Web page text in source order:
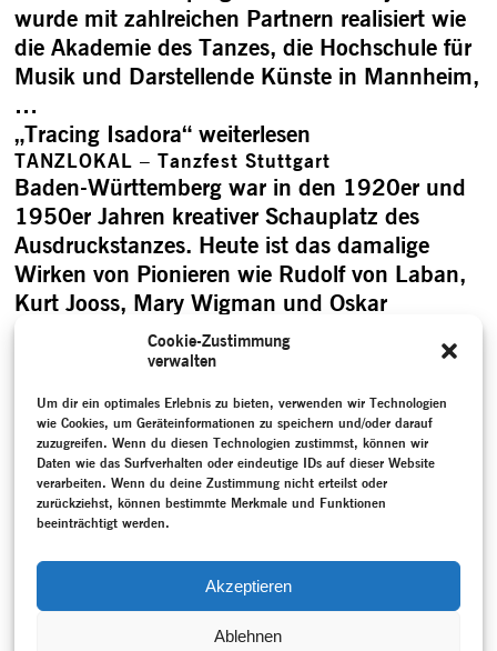
Cookie-Zustimmung
verwalten
Um dir ein optimales Erlebnis zu bieten, verwenden wir Technologien
wie Cookies, um Geräteinformationen zu speichern und/oder darauf
zuzugreifen. Wenn du diesen Technologien zustimmst, können wir
Daten wie das Surfverhalten oder eindeutige IDs auf dieser Website
verarbeiten. Wenn du deine Zustimmung nicht erteilst oder
zurückziehst, können bestimmte Merkmale und Funktionen
beeinträchtigt werden.
Akzeptieren
Ablehnen
wurde mit zahlreichen Partnern realisiert wie
die Akademie des Tanzes, die Hochschule für
Musik und Darstellende Künste in Mannheim,
…
„Tracing Isadora“weiterlesen
TANZLOKAL – Tanzfest Stuttgart
Baden-Württemberg war in den 1920er und
1950er Jahren kreativer Schauplatz des
Ausdruckstanzes. Heute ist das damalige
Wirken von Pionieren wie Rudolf von Laban,
Kurt Jooss, Mary Wigman und Oskar
Schlemmer bei den Bürgerinnen und Bürgern
des Landes in Vergessenheit geraten. Das
Stuttgart“, ausgerichtet vom
Produktionszentrum Tanz + Performance,
hatte es …
„TANZLOKAL – Tanzfest Stuttgart“
weiterlesen
Seitennummerierung der Beiträge